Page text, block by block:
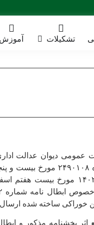
تشکیلات آموزش
عمومی دیوان عدالت
خوراکی ساخته شده
بخشنامه مذکور و